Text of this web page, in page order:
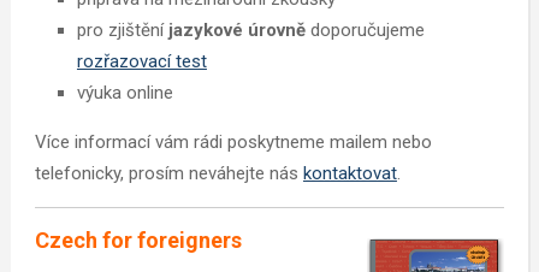
pro zjištění jazykové úrovnědoporučujeme
rozřazovací test
výuka online
Více informací vám rádi poskytneme mailem nebo
telefonicky, prosím neváhejte nás kontaktovat.
Czech for foreigners